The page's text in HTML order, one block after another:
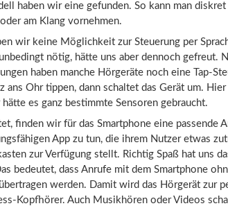
haben wir eine gefunden. So kann man
am Klang vornehmen.
wir keine Möglichkeit zur Steuerung per
nötig, hätte uns aber dennoch gefreut.
haben manche Hörgeräte noch eine Tap-
ans Ohr tippen, dann schaltet das Gerät um.
hätte es ganz bestimmte Sensoren gebraucht.
finden wir für das Smartphone eine passende
App zu tun, die ihrem Nutzer etwas
zur Verfügung stellt. Richtig Spaß hat uns
bedeutet, dass Anrufe mit dem Smartphone
werden. Damit wird das Hörgerät zur
Kopfhörer. Auch Musikhören oder Videos